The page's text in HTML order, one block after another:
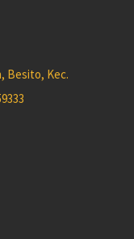
Besito, Kec.